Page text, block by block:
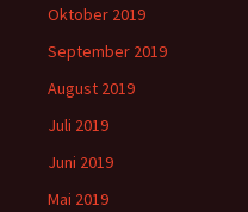
Oktober 2019
September 2019
August 2019
Juli 2019
Juni 2019
Mai 2019